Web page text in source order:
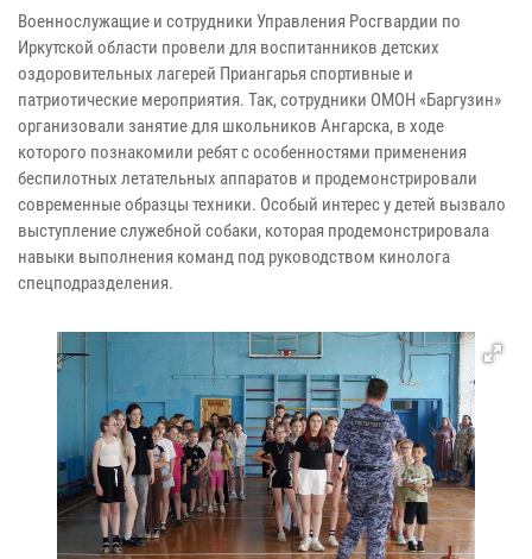
Военнослужащие и сотрудники Управления Росгвардии по
Иркутской области провели для воспитанников детских
оздоровительных лагерей Приангарья спортивные и
патриотические мероприятия. Так, сотрудники ОМОН «Баргузин»
организовали занятие для школьников Ангарска, в ходе
которого познакомили ребят с особенностями применения
беспилотных летательных аппаратов и продемонстрировали
современные образцы техники. Особый интерес у детей вызвало
выступление служебной собаки, которая продемонстрировала
навыки выполнения команд под руководством кинолога
спецподразделения.